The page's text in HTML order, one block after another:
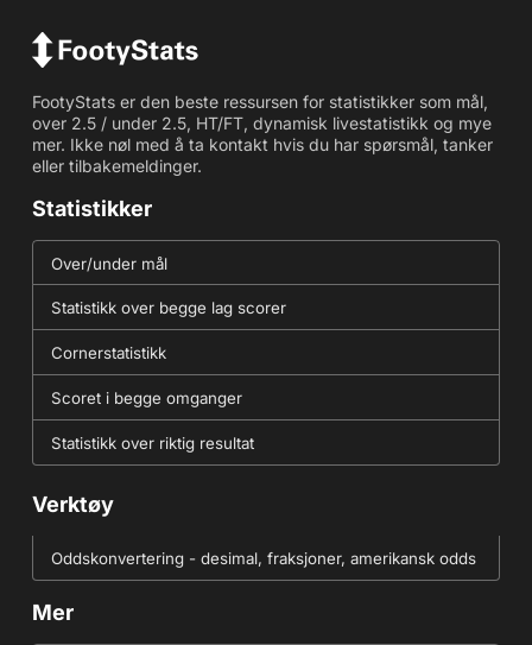
FootyStats er den beste ressursen for statistikker som mål,
over 2.5 / under 2.5, HT/FT, dynamisk livestatistikk og mye
mer. Ikke nøl med å ta kontakt hvis du har spørsmål, tanker
eller tilbakemeldinger.
Statistikker
Over/under mål
Statistikk over begge lag scorer
Cornerstatistikk
Scoret i begge omganger
Statistikk over riktig resultat
Verktøy
Oddskonvertering - desimal, fraksjoner, amerikansk odds
Mer